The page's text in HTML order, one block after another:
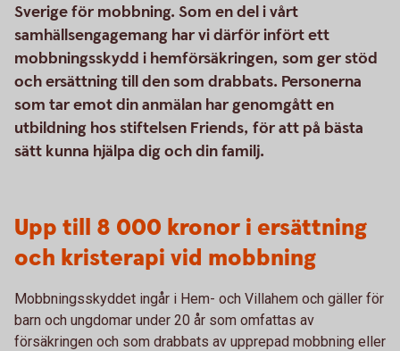
Sverige för mobbning. Som en del i vårt
samhällsengagemang har vi därför infört ett
mobbningsskydd i hemförsäkringen, som ger stöd
och ersättning till den som drabbats. Personerna
som tar emot din anmälan har genomgått en
utbildning hos stiftelsen Friends, för att på bästa
sätt kunna hjälpa dig och din familj.
Upp till 8 000 kronor i ersättning
och kristerapi vid mobbning
Mobbningsskyddet ingår i Hem- och Villahem och gäller för
barn och ungdomar under 20 år som omfattas av
försäkringen och som drabbats av upprepad mobbning eller